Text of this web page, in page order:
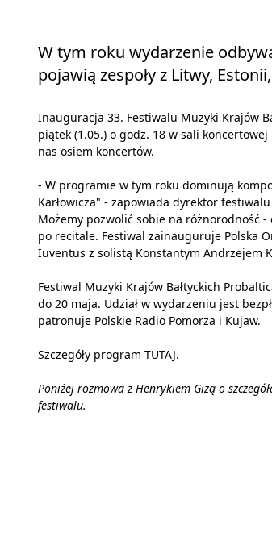
W tym roku wydarzenie
pojawią zespoły z Litwy,
Inauguracja 33. Festiwalu Muzyki Krajów
piątek (1.05.) o godz. 18 w sali koncertowej
nas osiem koncertów.
- W programie w tym roku dominują
Karłowicza" - zapowiada dyrektor
Możemy pozwolić sobie na różnorodność
po recitale. Festiwal zainauguruje Polska
Iuventus z solistą Konstantym Andrzejem
Festiwal Muzyki Krajów Bałtyckich
do 20 maja. Udział w wydarzeniu jest
patronuje Polskie Radio Pomorza i Kujaw.
Szczegóły program TUTAJ.
Poniżej rozmowa z Henrykiem Gizą o
festiwalu.